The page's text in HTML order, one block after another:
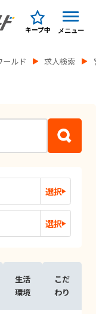
キープ中 メニュー
ールド 求人検索
選択
選択
生活
環境
こだ
わり